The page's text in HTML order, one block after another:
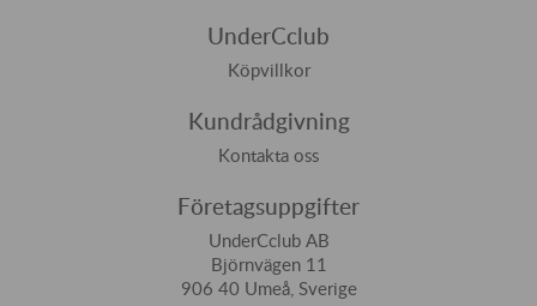
UnderCclub
Köpvillkor
Kundrådgivning
Kontakta oss
Företagsuppgifter
UnderCclub AB
Björnvägen 11
906 40 Umeå, Sverige